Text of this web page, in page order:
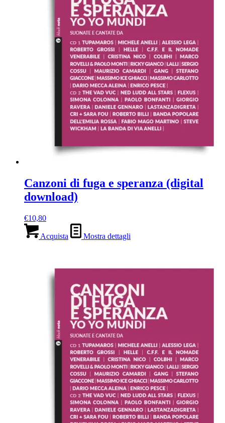
Canzoni di fuga e speranza (digital
download)
€10,80
Acquista Mostra dettagli